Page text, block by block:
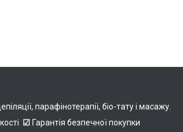
парафінотерапії, біо-тату і масажу.
☑ Гарантія безпечної покупки